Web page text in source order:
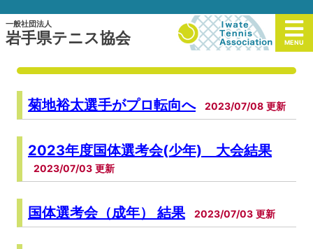
一般社団法人
岩手県テニス協会 MENU
菊地裕太選手がプロ転向へ 2023/07/08
2023年度国体選考会(少年) 大会結果
2023/07/03
国体選考会（成年） 結果 2023/07/03